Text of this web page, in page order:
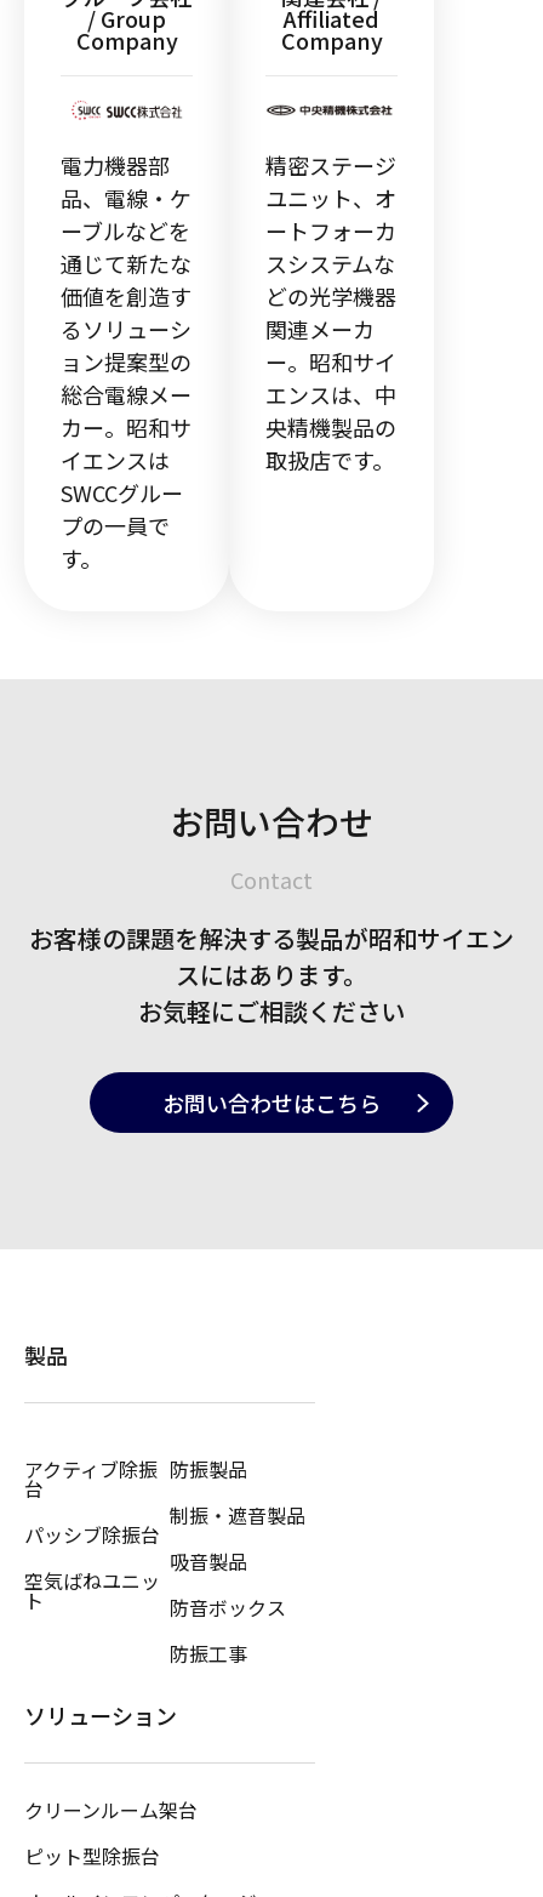
/ Group
Company
電力機器部
品、電線・ケ
ーブルなどを
通じて新たな
価値を創造す
るソリューシ
ョン提案型の
総合電線メー
カー。昭和サ
イエンスは
SWCCグルー
プの一員で
す。
Affiliated
Company
精密ステージ
ユニット、オ
ートフォーカ
スシステムな
どの光学機器
関連メーカ
ー。昭和サイ
エンスは、中
央精機製品の
取扱店です。
お問い合わせ
Contact
お客様の課題を解決する製品が昭和サイエン
スにはあります。
お気軽にご相談ください
お問い合わせはこちら
製品
アクティブ除振
台
パッシブ除振台
空気ばねユニッ
ト
防振製品
制振・遮音製品
吸音製品
防音ボックス
防振工事
ソリューション
クリーンルーム架台
ピット型除振台